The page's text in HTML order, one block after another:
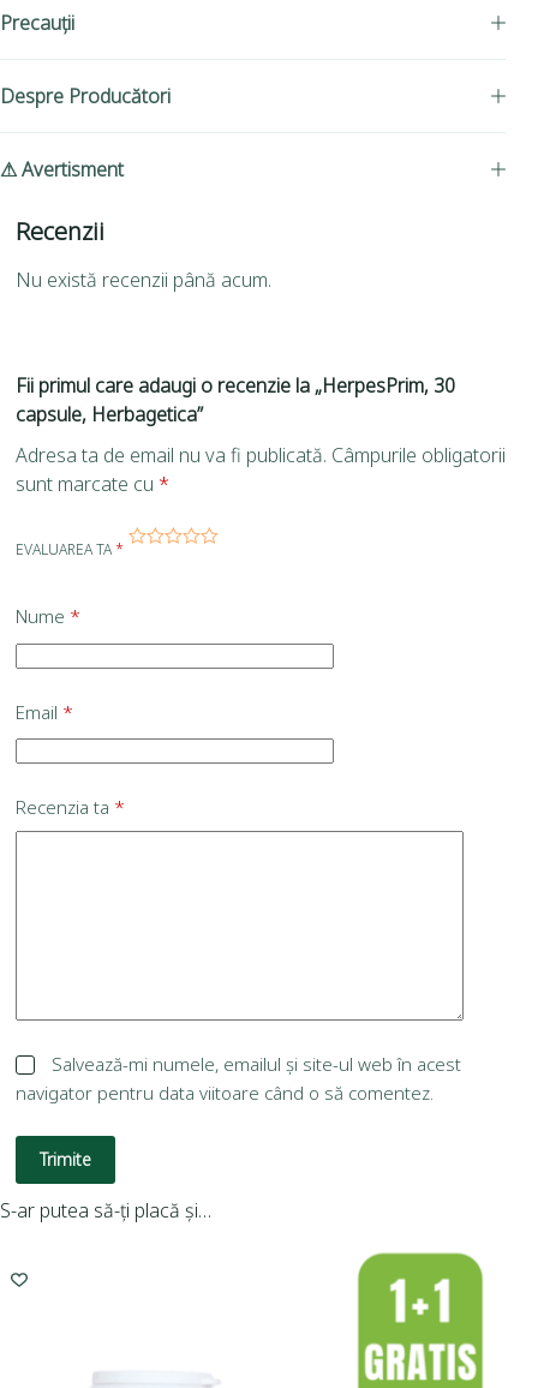
Precauții
Despre Producători
⚠ Avertisment
Recenzii
Nu există recenzii până acum.
Fii primul care adaugi o recenzie la „HerpesPrim, 30
capsule, Herbagetica”
Adresa ta de email nu va fi publicată. Câmpurile obligatorii
sunt marcate cu *
EVALUAREA TA*
Nume *
Email *
Recenzia ta *
Salvează-mi numele, emailul și site-ul web în acest
navigator pentru data viitoare când o să comentez.
Trimite
S-ar putea să-ți placă și…